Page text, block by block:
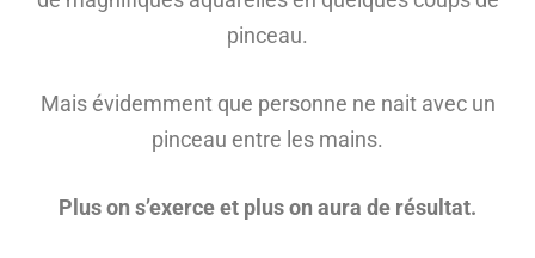
pinceau.
Mais évidemment que personne ne nait avec un
pinceau entre les mains.
Plus on s’exerce et plus on aura de résultat.